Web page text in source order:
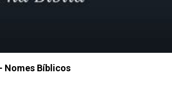
Nomes Bíblicos